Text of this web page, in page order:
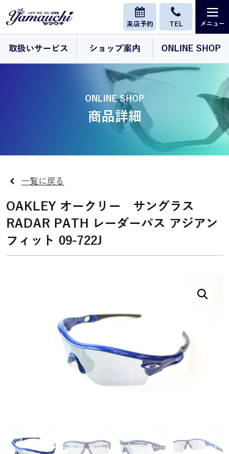
来店予約 TEL
取扱いサービス ショップ案内 ONLINE SHOP
ONLINE SHOP
商品詳細
一覧に戻る
OAKLEY オークリー サングラス
RADAR PATH レーダーパス アジアン
フィット 09-722J